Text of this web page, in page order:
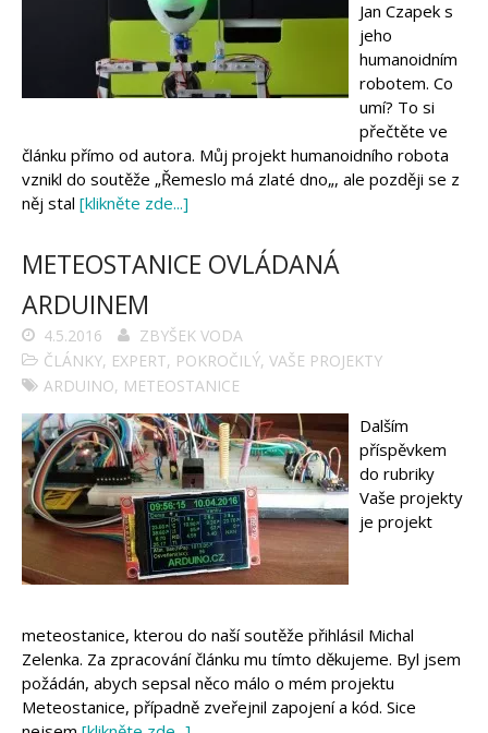
Arduino projekty
Arduino s Massimem Banzim
Arduino se Zbyškem Vodou
Arduino v příkladech
Arduino roboti
Tinylab
Videa
Koupit
Jan Czapek s
jeho
humanoidním
robotem. Co
umí? To si
přečtěte ve
článku přímo od autora. Můj projekt humanoidního robota
vznikl do soutěže „Řemeslo má zlaté dno„, ale později se z
něj stal [klikněte zde...]
METEOSTANICE OVLÁDANÁ
ARDUINEM
4.5.2016
ZBYŠEK VODA
ČLÁNKY, EXPERT, POKROČILÝ, VAŠE PROJEKTY
ARDUINO, METEOSTANICE
Dalším
příspěvkem
do rubriky
Vaše projekty
je projekt
meteostanice, kterou do naší soutěže přihlásil Michal
Zelenka. Za zpracování článku mu tímto děkujeme. Byl jsem
požádán, abych sepsal něco málo o mém projektu
Meteostanice, případně zveřejnil zapojení a kód. Sice